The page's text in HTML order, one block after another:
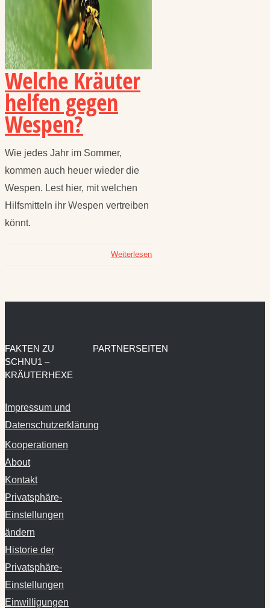
Welche Kräuter
helfen gegen
Wespen?
Wie jedes Jahr im Sommer,
kommen auch heuer wieder die
Wespen. Lest hier, mit welchen
Hilfsmitteln ihr Wespen vertreiben
könnt.
Weiterlesen
FAKTEN ZU
SCHNU1 –
KRÄUTERHEXE
Impressum und
Datenschutzerklärung
Kooperationen
About
Kontakt
Privatsphäre-
Einstellungen
ändern
Historie der
Privatsphäre-
Einstellungen
Einwilligungen
PARTNERSEITEN